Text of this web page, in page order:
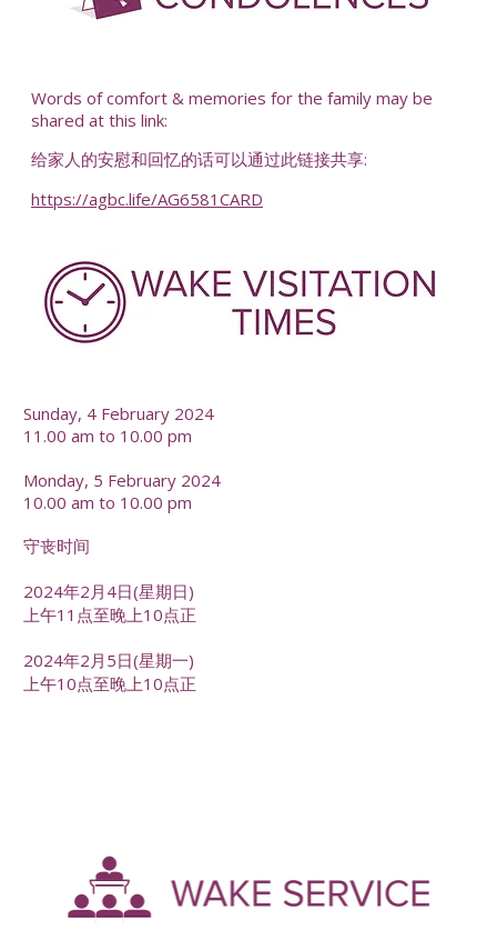
Words of comfort & memories for the family may be
shared at this link:
给家人的安慰和回忆的话可以通过此链接共享:
https://agbc.life/AG6581CARD
Sunday, 4 February 2024
11.00 am to 10.00 pm
Monday, 5 February 2024
10.00 am to 10.00 pm
守丧时间
2024年2月4日(星期日)
上午11点至晚上10点正
2024年2月5日(星期一)
上午10点至晚上10点正